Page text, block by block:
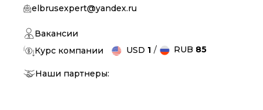
Вакансии
elbrusexpert@yandex.ru
Наши партнеры:
Курс компании RUB 85
USD 1 /